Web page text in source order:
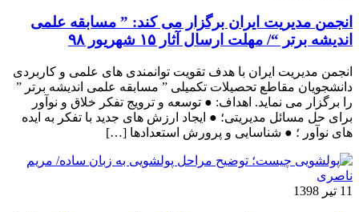
انجمن مدیریت ایران برگزار می کند: ” مسابقه علمی
اندیشه برتر “/ مهلت ارسال آثار ۱۵ شهریور ۹۸
انجمن مدیریت ایران با هدف تقویت توانمندی های علمی و کاربردی
دانشجویان مقاطع تحصیلات تکمیلی ” مسابقه علمی اندیشه برتر ”
را برگزار می نماید. اهداف: ● توسعه و ترویج تفکر خلاق و نوآور
برای حل مسائل مدیریتی؛ ● ایجاد ارزش های جدید با تفکر به ایده
های نوآور ؛ ● شناسایی و پرورش استعدادها […]
11 تیر 1398